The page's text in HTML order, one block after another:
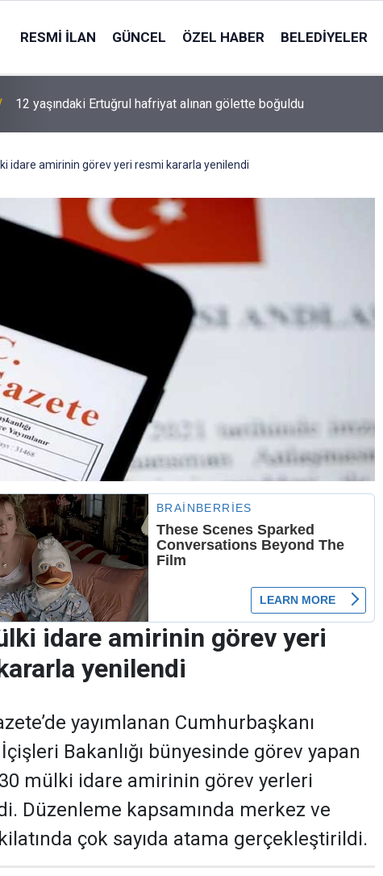
RESMI İLAN GÜNCEL ÖZEL HABER BELEDIYELER
12 yaşındaki Ertuğrul hafriyat alınan gölette boğuldu
idare amirinin görev yeri resmi kararla yenilendi
idare amirinin görev yeri
yenilendi
yayımlanan Cumhurbaşkanı
Bakanlığı bünyesinde görev yapan
mülki idare amirinin görev yerleri
Düzenleme kapsamında merkez ve
çok sayıda atama gerçekleştirildi.